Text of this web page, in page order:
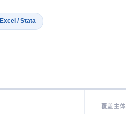
Excel / Stata
覆盖主体